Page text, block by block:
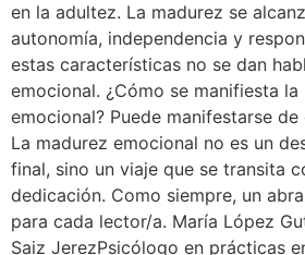
en la adultez. La madurez se
autonomía, independencia y
estas características no se dan
emocional. ¿Cómo se manifiesta la
emocional? Puede manifestarse
La madurez emocional no es un
final, sino un viaje que se transita
dedicación. Como siempre, un
para cada lector/a. María López
Saiz JerezPsicólogo en prácticas